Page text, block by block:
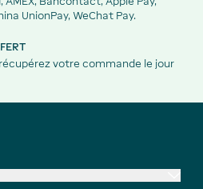
UnionPay, WeChat Pay.
votre commande le jour